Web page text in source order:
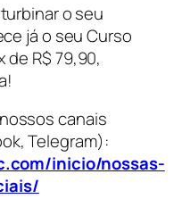
o seu
já o seu Curso
de R$ 79,90,
canais
Telegram):
inicio/nossas-